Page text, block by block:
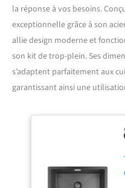
la réponse à vos besoins.
exceptionnelle grâce à son
allie design moderne et
son kit de trop-plein. Ses
s’adaptent parfaitement aux
garantissant ainsi une